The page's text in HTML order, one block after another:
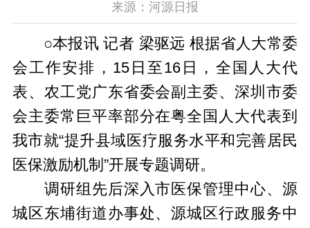
来源：河源日报
○本报讯 记者 梁驱远 根据省人大常委
会工作安排，15日至16日，全国人大代
表、农工党广东省委会副主委、深圳市委
会主委常巨平率部分在粤全国人大代表到
我市就“提升县域医疗服务水平和完善居民
医保激励机制”开展专题调研。
调研组先后深入市医保管理中心、源
城区东埔街道办事处、源城区行政服务中